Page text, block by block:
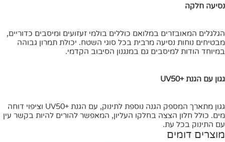
נסיעה חלקה
הגלגלים המאובזרים במלואם כוללים בולמי זעזועים ומיסבים כדוריים,
מבטיחים נוחות נסיעה מרבית בכל סוגי השטח. יכולת תמרון גבוהה
במיוחד הודות למיסבים גם במנגנון הסיבוב הקדמי.
גגון עם הגנת +UV50
גגון מתארך המספק הגנה נוספת לתינוק, עם הגנת +UV50 וציפוי דוחה
מים. כולל חלון הצצה בחלקו העליון, המאפשר להורים להיות בקשר עין
עם התינוק בכל עת.
מוצרים דומים